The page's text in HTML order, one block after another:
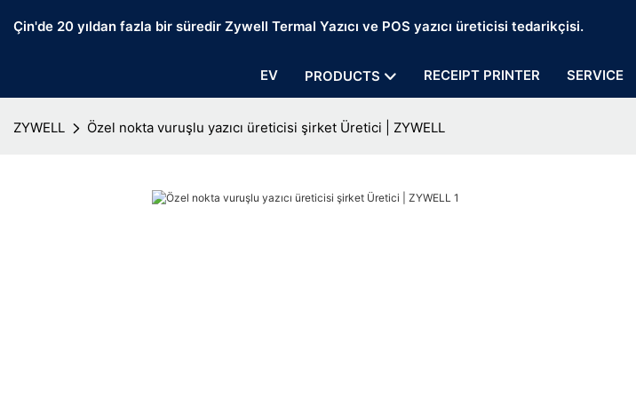
Çin'de 20 yıldan fazla bir süredir Zywell Termal Yazıcı ve POS yazıcı üreticisi tedarikçisi.
EV PRODUCTS RECEIPT PRINTER SERVICE
ZYWELL Özel nokta vuruşlu yazıcı üreticisi şirket Üretici | ZYWELL